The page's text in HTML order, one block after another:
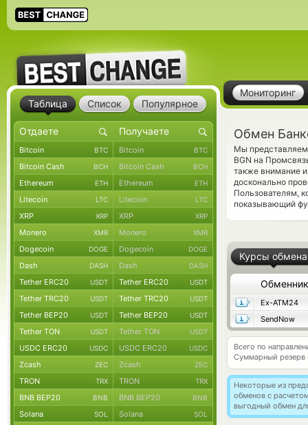
Мониторинг
Обмен
Мы представляем
BGN на
также внимание
досконально
Пользователям,
показывающий
Курсы обмена
Обменник
Ex-ATM24
SendNow
Всего по
Суммарный резерв
Некоторые из
обменов с
выгодный обмен
Таблица Список Популярное
Bitcoin BTC Bitcoin BTC
Bitcoin Cash BCH Bitcoin Cash BCH
Ethereum ETH Ethereum ETH
Litecoin LTC Litecoin LTC
XRP XRP XRP XRP
Monero XMR Monero XMR
Dogecoin DOGE Dogecoin DOGE
Dash DASH Dash DASH
Tether ERC20 USDT Tether ERC20 USDT
Tether TRC20 USDT Tether TRC20 USDT
Tether BEP20 USDT Tether BEP20 USDT
Tether TON USDT Tether TON USDT
USDC ERC20 USDC USDC ERC20 USDC
Zcash ZEC Zcash ZEC
TRON TRX TRON TRX
BNB BEP20 BNB BNB BEP20 BNB
Solana SOL Solana SOL